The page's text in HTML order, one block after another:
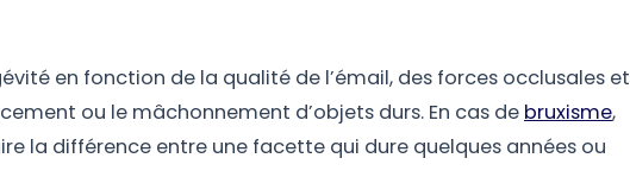
en fonction de la qualité de l’émail, des forces occlusales et
ou le mâchonnement d’objets durs. En cas de bruxisme,
la différence entre une facette qui dure quelques années ou